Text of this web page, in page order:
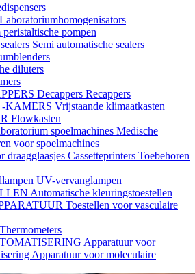
Laboratoriumhomogenisators
pompen
Semi automatische sealers
diluters
Decappers Recappers
KAMERS Vrijstaande klimaatkasten
Flowkasten
spoelmachines Medische
voor spoelmachines
draagglaasjes Cassetteprinters Toebehoren
UV-vervanglampen
Automatische kleuringstoestellen
Toestellen voor vasculaire
Thermometers
Apparatuur voor
Apparatuur voor moleculaire